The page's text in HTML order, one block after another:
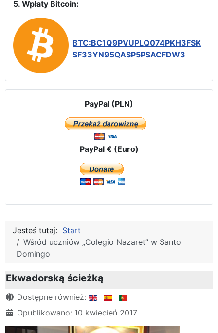
5. Wpłaty Bitcoin:
BTC:BC1Q9PVUPLQ074PKH3FSK
SF33YN95QASP5PSACFDW3
PayPal (PLN)
PayPal € (Euro)
Jesteś tutaj: Start
Wśród uczniów „Colegio Nazaret” w Santo
Domingo
Ekwadorską ścieżką
Szczegóły
Dostępne również:
Opublikowano: 10 kwiecień 2017